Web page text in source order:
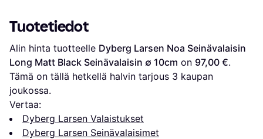
Tuotetiedot
Alin hinta tuotteelle Dyberg Larsen Noa Seinävalaisin
Long Matt Black Seinävalaisin ∅ 10cm on 97,00 €.
Tämä on tällä hetkellä halvin tarjous 3 kaupan
joukossa.
Vertaa:
Dyberg Larsen Valaistukset
Dyberg Larsen Seinävalaisimet